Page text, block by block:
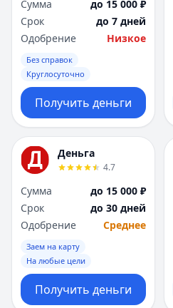
Сумма
до 15 000 ₽
Срок
до 7 дней
Одобрение
Низкое
Без справок
Круглосуточно
Получить деньги
Деньга
4.7
Сумма
до 15 000 ₽
Срок
до 30 дней
Одобрение
Среднее
Заем на карту
На любые цели
Получить деньги